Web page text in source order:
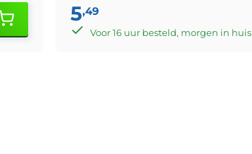
5,49
Voor 16 uur besteld, morgen in huis